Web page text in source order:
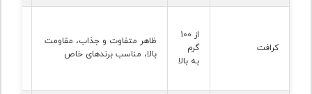
کرافت
از 100
گرم
به بالا
ظاهر متفاوت و جذاب، مقاومت
بالا، مناسب برندهای خاص